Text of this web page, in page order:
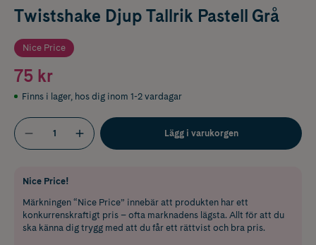
Twistshake Djup Tallrik Pastell Grå
Nice Price
75 kr
Finns i lager, hos dig inom 1-2 vardagar
Lägg i varukorgen
Nice Price!
Märkningen “Nice Price” innebär att produkten har ett
konkurrenskraftigt pris – ofta marknadens lägsta. Allt för att du
ska känna dig trygg med att du får ett rättvist och bra pris.